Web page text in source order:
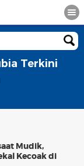
Terkini
Mudik,
Kecoak di